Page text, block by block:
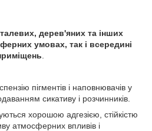
дерев'яних та інших
умовах, так і всередині
пігментів і наповнювачів у
сикативу і розчинників.
хорошою адгезією, стійкістю
атмосферних впливів і